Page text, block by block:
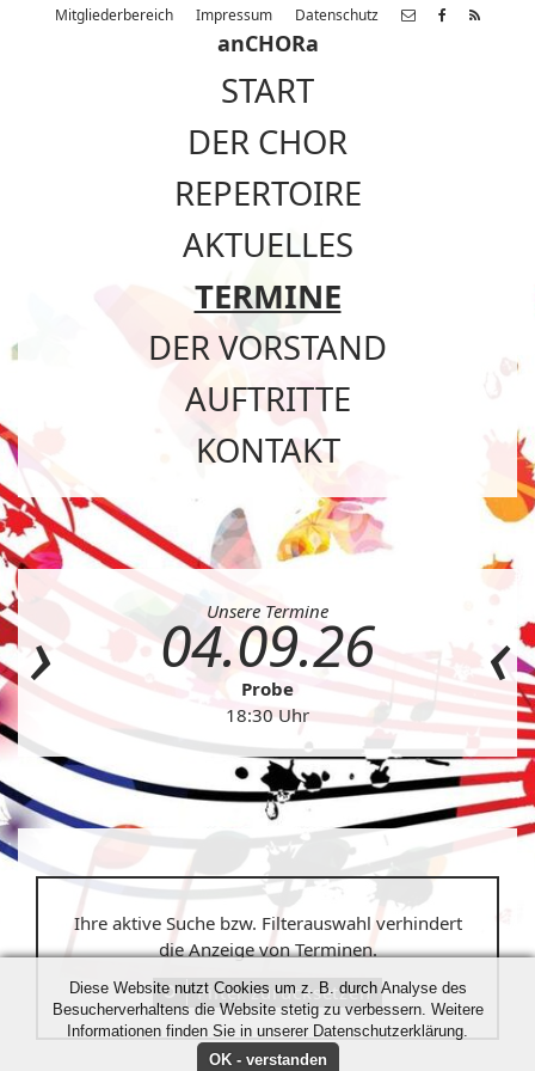
Mitgliederbereich Impressum Datenschutz
anCHORa
START
DER CHOR
REPERTOIRE
AKTUELLES
TERMINE
DER VORSTAND
AUFTRITTE
KONTAKT
Unsere Termine
04.09.26
Probe
18:30 Uhr
Ihre aktive Suche bzw. Filterauswahl verhindert
die Anzeige von Terminen.
Filter zurücksetzen
Diese Website nutzt Cookies um z. B. durch Analyse des
Besucherverhaltens die Website stetig zu verbessern. Weitere
Informationen finden Sie in unserer Datenschutzerklärung.